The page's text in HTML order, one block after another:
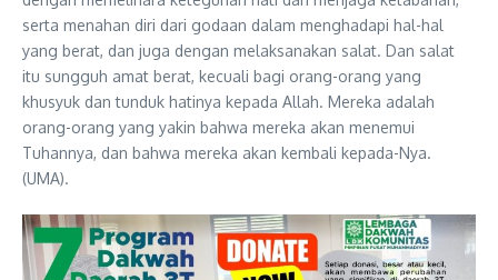
serta menahan diri dari godaan dalam menghadapi hal-hal
yang berat, dan juga dengan melaksanakan salat. Dan salat
itu sungguh amat berat, kecuali bagi orang-orang yang
khusyuk dan tunduk hatinya kepada Allah. Mereka adalah
orang-orang yang yakin bahwa mereka akan menemui
Tuhannya, dan bahwa mereka akan kembali kepada-Nya.
(UMA).